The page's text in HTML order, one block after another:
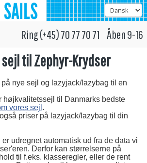
Ring (+45) 70 77 70 71 Åben 9-16
til Zephyr-Krydser
nye sejl og lazyjack/lazybag til en
højkvalitetssejl til Danmarks bedste
vores sejl .
priser på lazyjack/lazybag til din
udregnet automatisk ud fra de data vi
Derfor kan størrelserne på
til f.eks. klasseregler, eller de rent